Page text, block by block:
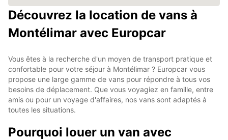
Découvrez la location de vans à
Montélimar avec Europcar
Vous êtes à la recherche d'un moyen de transport pratique et
confortable pour votre séjour à Montélimar ? Europcar vous
propose une large gamme de vans pour répondre à tous vos
besoins de déplacement. Que vous voyagiez en famille, entre
amis ou pour un voyage d'affaires, nos vans sont adaptés à
toutes les situations.
Pourquoi louer un van avec